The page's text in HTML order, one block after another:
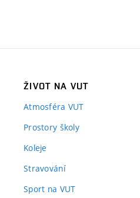
ŽIVOT NA VUT
Atmosféra VUT
Prostory školy
Koleje
Stravování
Sport na VUT